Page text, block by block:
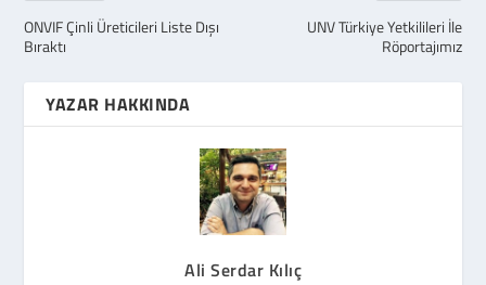
ONVIF Çinli Üreticileri Liste Dışı
Bıraktı
UNV Türkiye Yetkilileri İle
Röportajımız
YAZAR HAKKINDA
Ali Serdar Kılıç